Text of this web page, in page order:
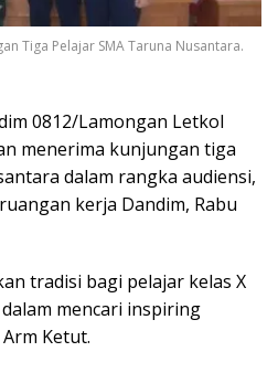
Tiga Pelajar SMA Taruna Nusantara.
0812/Lamongan Letkol
menerima kunjungan tiga
dalam rangka audiensi,
kerja Dandim, Rabu
tradisi bagi pelajar kelas X
mencari inspiring
Ketut.